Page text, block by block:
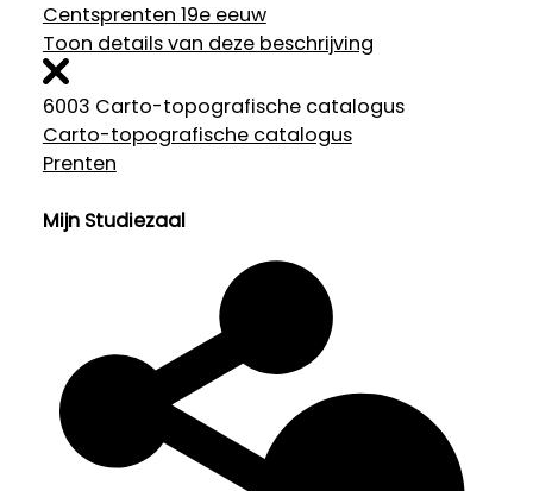
Centsprenten 19e eeuw
Toon details van deze beschrijving
6003 Carto-topografische catalogus
Carto-topografische catalogus
Prenten
Mijn Studiezaal